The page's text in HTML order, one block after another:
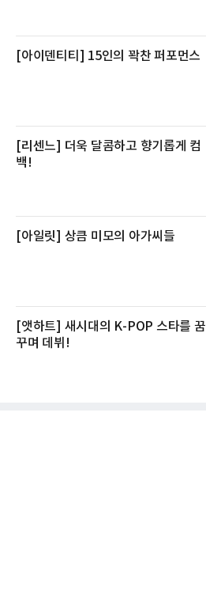
[아이덴티티] 15인의 꽉찬 퍼포먼스
[리센느] 더욱 달콤하고 향기롭게 컴
백!
[아일릿] 상큼 미모의 아가씨들
[앳하트] 새시대의 K-POP 스타를 꿈
꾸며 데뷔!